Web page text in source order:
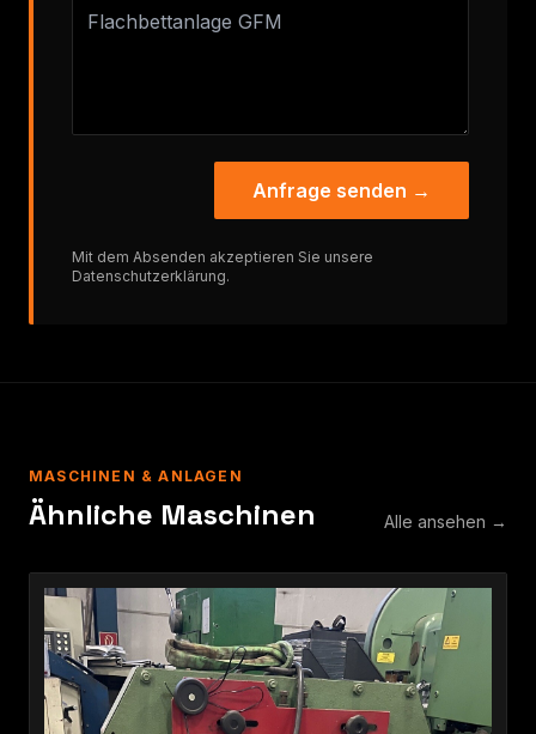
Anfrage senden →
Mit dem Absenden akzeptieren Sie unsere
Datenschutzerklärung.
MASCHINEN & ANLAGEN
Ähnliche Maschinen Alle ansehen →